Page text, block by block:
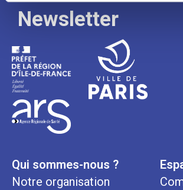
Newsletter
Qui sommes-nous ?
Notre organisation